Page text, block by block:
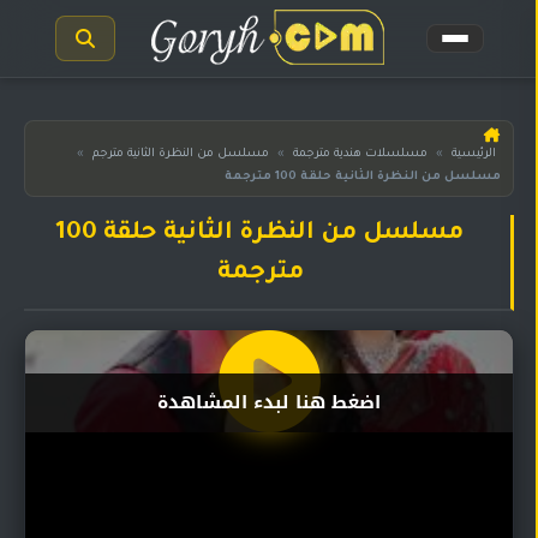
الرئيسية
مسلسلات
المترجمة
مدبلجة
الرئيسية » مسلسلات هندية مترجمة » مسلسل من النظرة الثانية مترجم
»
مسلسل من النظرة الثانية حلقة 100 مترجمة
مسلسل من النظرة الثانية حلقة 100
مترجمة
اضغط هنا لبدء المشاهدة